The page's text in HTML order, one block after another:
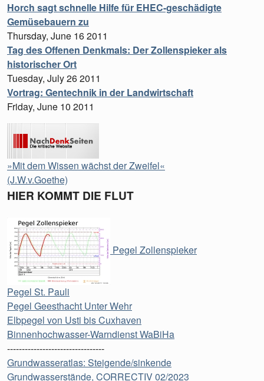
Horch sagt schnelle Hilfe für EHEC-geschädigte
Gemüsebauern zu
Thursday, June 16 2011
Tag des Offenen Denkmals: Der Zollenspieker als
historischer Ort
Tuesday, July 26 2011
Vortrag: Gentechnik in der Landwirtschaft
Friday, June 10 2011
»Mit dem Wissen wächst der Zweifel«
(J.W.v.Goethe)
HIER KOMMT DIE FLUT
Pegel Zollenspieker
Pegel St. Pauli
Pegel Geesthacht Unter Wehr
Elbpegel von Usti bis Cuxhaven
Binnenhochwasser-Warndienst WaBiHa
---------------------------------
Grundwasseratlas: Steigende/sinkende
Grundwasserstände, CORRECTIV 02/2023